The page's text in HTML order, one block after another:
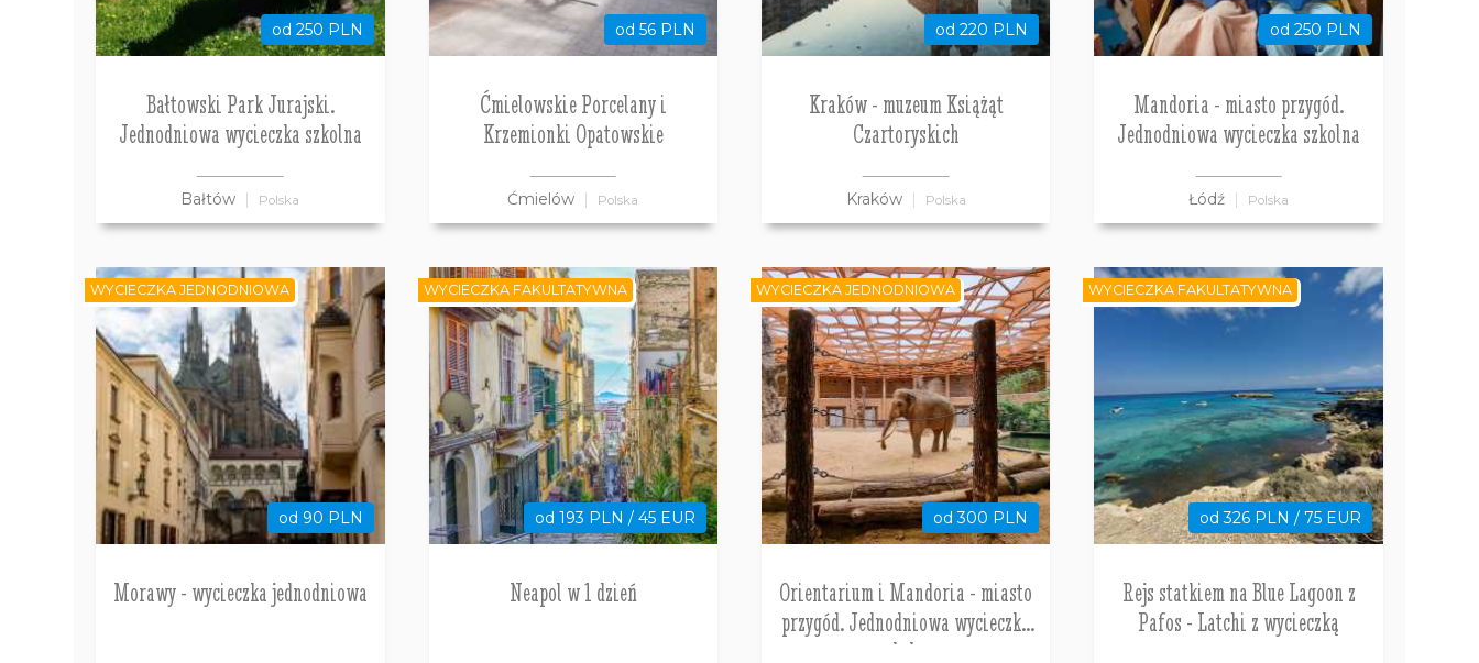
od 250 PLN
Bałtowski Park Jurajski.
Jednodniowa wycieczka szkolna
Bałtów Polska
od 56 PLN
Ćmielowskie Porcelany i
Krzemionki Opatowskie
Ćmielów Polska
od 220 PLN
Kraków - muzeum Książąt
Czartoryskich
Kraków Polska
od 250 PLN
Mandoria - miasto przygód.
Jednodniowa wycieczka szkolna
Łódź Polska
od 90 PLN
Morawy - wycieczka jednodniowa
WYCIECZKA JEDNODNIOWA
od 193 PLN / 45 EUR
Neapol w 1 dzień
WYCIECZKA FAKULTATYWNA
od 300 PLN
Orientarium i Mandoria - miasto
przygód. Jednodniowa wycieczka
szkolna
WYCIECZKA JEDNODNIOWA
od 326 PLN / 75 EUR
Rejs statkiem na Blue Lagoon z
Pafos - Latchi z wycieczką
WYCIECZKA FAKULTATYWNA